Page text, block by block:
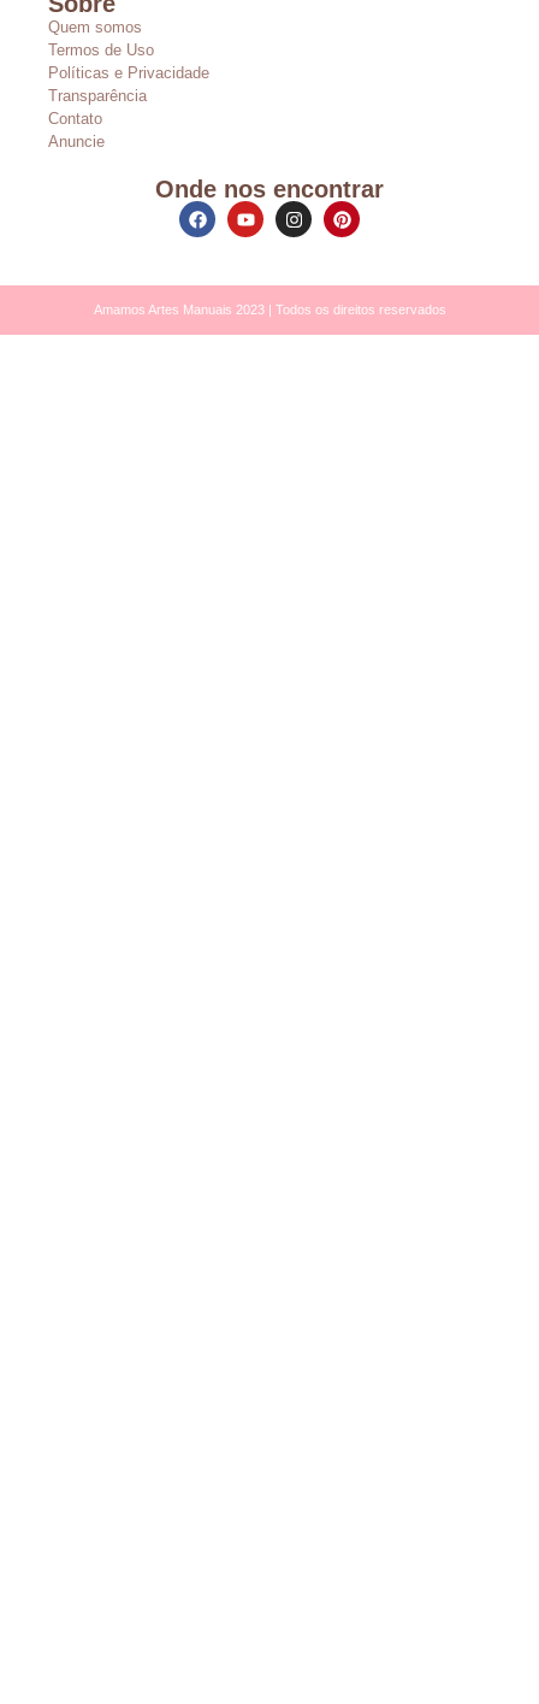
Quem somos
Termos de Uso
Políticas e Privacidade
Transparência
Contato
Anuncie
Onde nos encontrar
Amamos Artes Manuais 2023 | Todos os direitos reservados